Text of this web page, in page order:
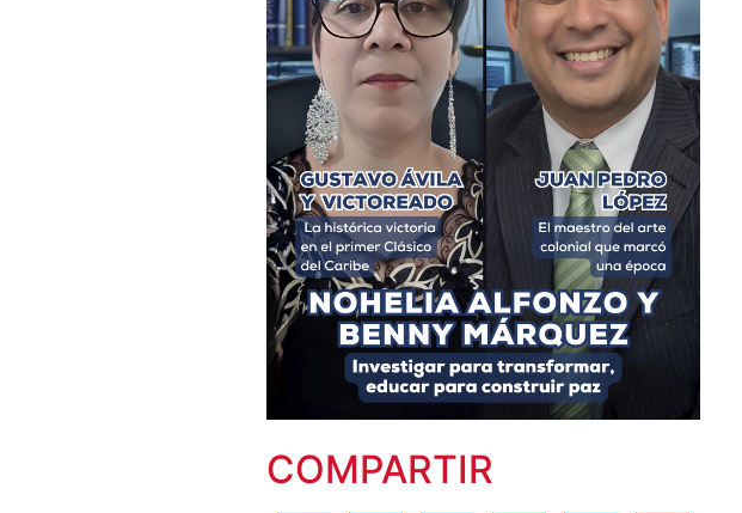
COMPARTIR